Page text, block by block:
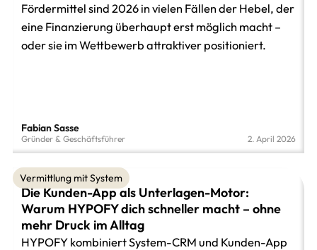
Fördermittel sind 2026 in vielen Fällen der Hebel, der
eine Finanzierung überhaupt erst möglich macht –
oder sie im Wettbewerb attraktiver positioniert.
Fabian Sasse
Gründer & Geschäftsführer 2. April 2026
Die Kunden-App als Unterlagen-Motor:
Warum HYPOFY dich schneller macht – ohne
mehr Druck im Alltag
HYPOFY kombiniert System-CRM und Kunden-App
Vermittlung mit System